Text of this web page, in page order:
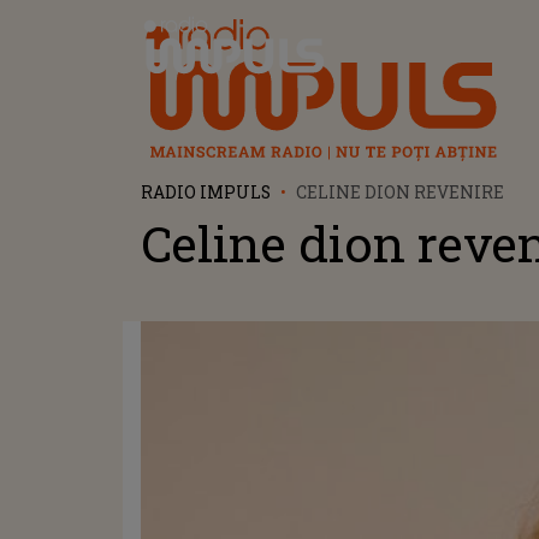
Radio Impuls
RADIO IMPULS CELINE DION REVENIRE
Celine dion